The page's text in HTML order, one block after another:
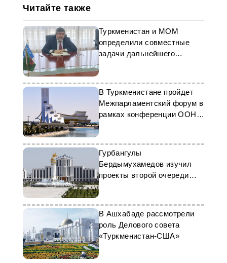
Читайте также
Туркменистан и МОМ
определили совместные
задачи дальнейшего
партнерства
В Туркменистане пройдет
Межпарламентский форум в
рамках конференции ООН в
Авазе
Гурбангулы
Бердымухамедов изучил
проекты второй очереди
«умного города»
В Ашхабаде рассмотрели
роль Делового совета
«Туркменистан-США»